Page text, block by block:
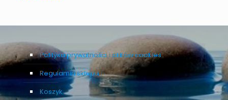
Polityka prywatności i plików cookies
Regulamin sklepu
Koszyk